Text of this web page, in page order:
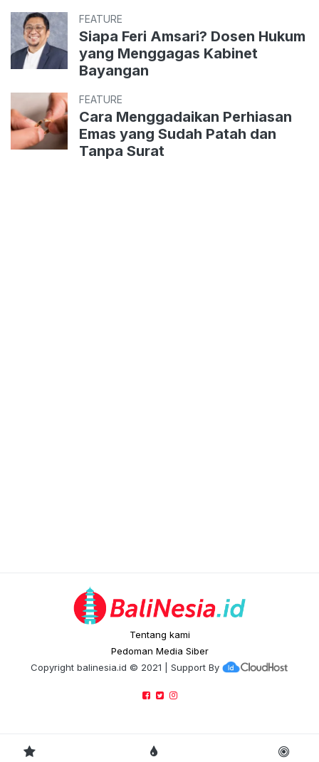
FEATURE
Siapa Feri Amsari? Dosen Hukum
yang Menggagas Kabinet
Bayangan
FEATURE
Cara Menggadaikan Perhiasan
Emas yang Sudah Patah dan
Tanpa Surat
Tentang kami
Pedoman Media Siber
Copyright balinesia.id © 2021 | Support By